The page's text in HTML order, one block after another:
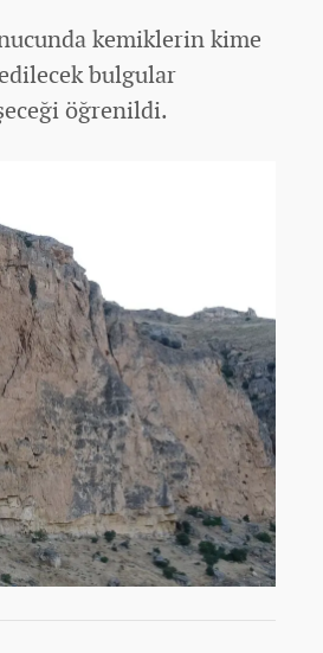
kemiklerin kime
bulgular
öğrenildi.